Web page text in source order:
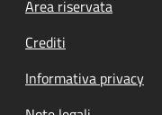
Footer menu
Area riservata
Crediti
Informativa privacy